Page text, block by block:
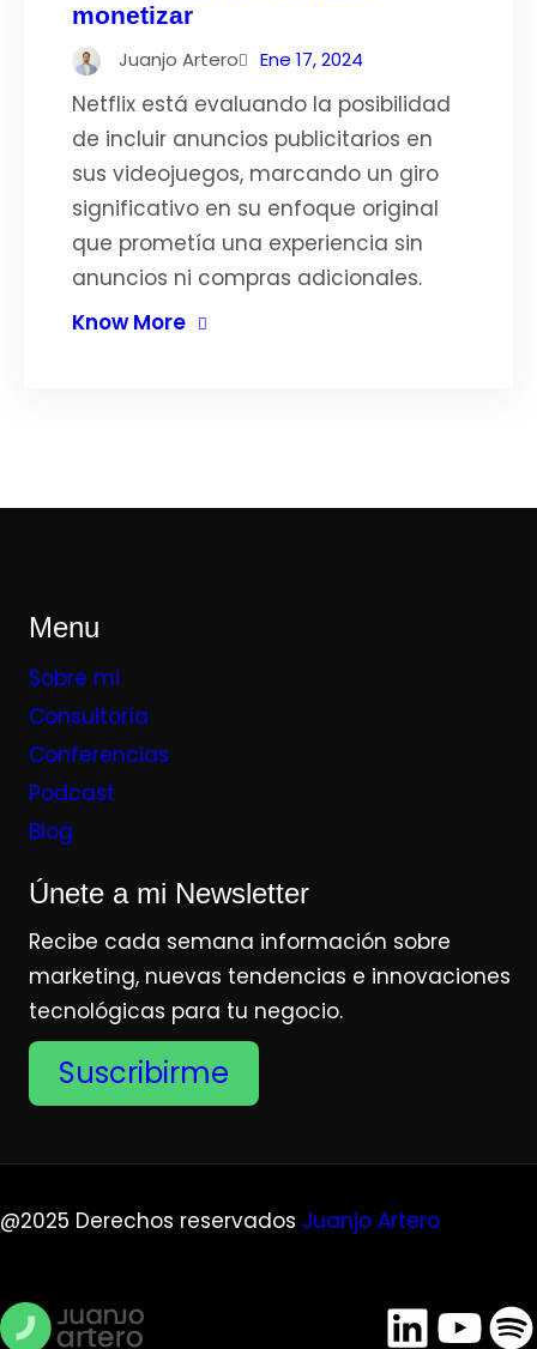
monetizar
Juanjo Artero Ene 17, 2024
Netflix está evaluando la posibilidad
de incluir anuncios publicitarios en
sus videojuegos, marcando un giro
significativo en su enfoque original
que prometía una experiencia sin
anuncios ni compras adicionales.
Know More
Menu
Sobre mi
Consultoría
Conferencias
Podcast
Blog
Únete a mi Newsletter
Recibe cada semana información sobre
marketing, nuevas tendencias e innovaciones
tecnológicas para tu negocio.
Suscribirme
@2025 Derechos reservados Juanjo Artero